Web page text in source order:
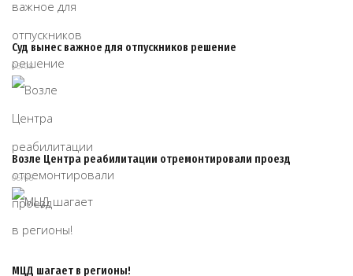
Суд вынес важное для отпускников решение
06/08
Возле Центра реабилитации отремонтировали проезд
06/08
МЦД шагает в регионы!